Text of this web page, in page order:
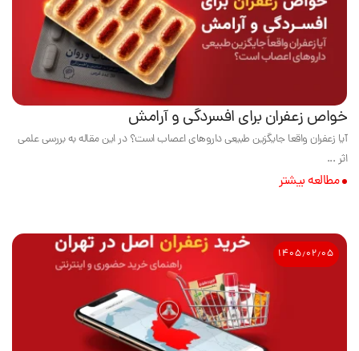
خواص زعفران برای افسردگی و آرامش
آیا زعفران واقعا جایگزین طبیعی داروهای اعصاب است؟ در این مقاله به بررسی علمی
اثر ...
مطالعه بیشتر
۱۴۰۵٫۰۲٫۰۵